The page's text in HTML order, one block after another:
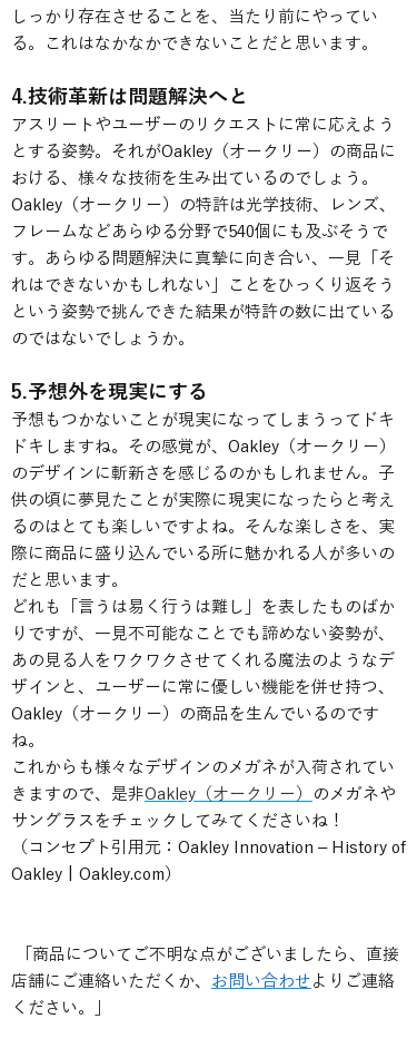
しっかり存在させることを、当たり前にやってい
る。これはなかなかできないことだと思います。
4.技術革新は問題解決へと
アスリートやユーザーのリクエストに常に応えよう
とする姿勢。それがOakley（オークリー）の商品に
おける、様々な技術を生み出ているのでしょう。
Oakley（オークリー）の特許は光学技術、レンズ、
フレームなどあらゆる分野で540個にも及ぶそうで
す。あらゆる問題解決に真摯に向き合い、一見「そ
れはできないかもしれない」ことをひっくり返そう
という姿勢で挑んできた結果が特許の数に出ている
のではないでしょうか。
5.予想外を現実にする
予想もつかないことが現実になってしまうってドキ
ドキしますね。その感覚が、Oakley（オークリー）
のデザインに斬新さを感じるのかもしれません。子
供の頃に夢見たことが実際に現実になったらと考え
るのはとても楽しいですよね。そんな楽しさを、実
際に商品に盛り込んでいる所に魅かれる人が多いの
だと思います。
どれも「言うは易く行うは難し」を表したものばか
りですが、一見不可能なことでも諦めない姿勢が、
あの見る人をワクワクさせてくれる魔法のようなデ
ザインと、ユーザーに常に優しい機能を併せ持つ、
Oakley（オークリー）の商品を生んでいるのです
ね。
これからも様々なデザインのメガネが入荷されてい
きますので、是非Oakley（オークリー）
のメガネや
サングラスをチェックしてみてくださいね！
（コンセプト引用元：Oakley Innovation – History of
Oakley | Oakley.com）
「商品についてご不明な点がございましたら、直接
店舗にご連絡いただくか、 お問い合わせよりご連絡
ください。」